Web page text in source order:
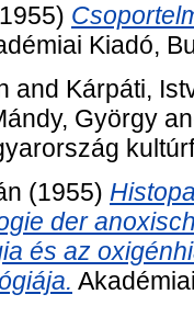
Kiadó,
and Kárpáti,
György
(1955)
der
és az